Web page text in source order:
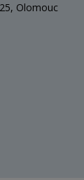
Olomouc